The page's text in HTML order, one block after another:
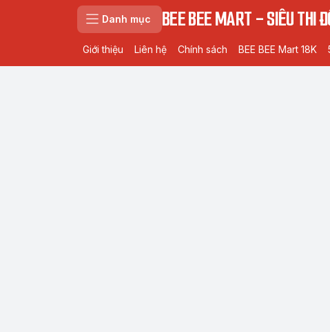
Danh mục BEE BEE MART - SIÊU THI
Giới thiệu Liên hệ Chính sách BEE BEE Mart 18K